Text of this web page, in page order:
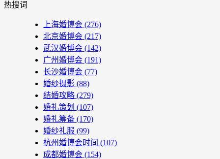
热搜词
上海婚博会 (276)
北京婚博会 (217)
武汉婚博会 (142)
广州婚博会 (191)
长沙婚博会 (77)
婚纱摄影 (88)
结婚攻略 (279)
婚礼策划 (107)
婚礼筹备 (170)
婚纱礼服 (99)
杭州婚博会时间 (107)
成都婚博会 (154)